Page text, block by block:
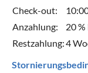
Check-out:
Anzahlung:
20
Restzahlung:4